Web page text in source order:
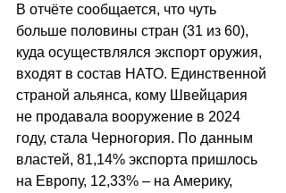
В отчёте сообщается, что чуть
больше половины стран (31 из 60),
куда осуществлялся экспорт оружия,
входят в состав НАТО. Единственной
страной альянса, кому Швейцария
не продавала вооружение в 2024
году, стала Черногория. По данным
властей, 81,14% экспорта пришлось
на Европу, 12,33% – на Америку,